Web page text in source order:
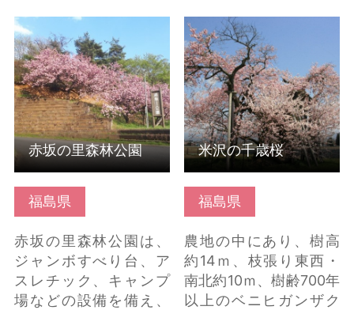
福島県
赤坂の里森林公園は、
ジャンボすべり台、ア
スレチック、キャンプ
場などの設備を備え、
赤坂の里森林公園 の詳
細はこちら
赤坂の里森林公園
福島県
農地の中にあり、樹高
約14ｍ、枝張り東西・
南北約10ｍ、樹齢700年
以上のベニヒガンザク
米沢の千歳桜 の詳細は
こちら
米沢の千歳桜